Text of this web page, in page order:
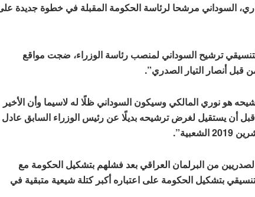
ترشيح السوداني لمنصب رئاسة الوزراء، ضجت مواقع
قبل أنصار التيار الصدري”.
هو نوري المالكي وسيكون السوداني ظلًا له لاسيما وأن الأخير
أن يستقيل لغرض ترشيحه بديلًا عن رئيس الوزراء السابق عادل
من البرلمان العراقي بعد فشلهم بتشكيل الحكومة مع
بتشكيل الحكومة على اعتباره أكبر كتلة شيعية متبقية في